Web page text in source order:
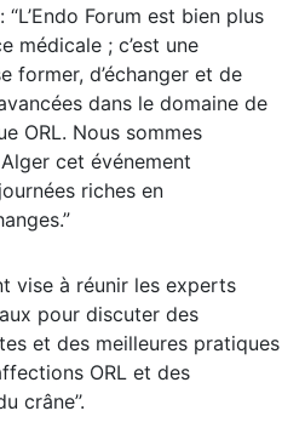
Forum est bien plus
médicale ; c’est une
former, d’échanger et de
dans le domaine de
ORL. Nous sommes
cet événement
riches en
vise à réunir les experts
pour discuter des
et des meilleures pratiques
ORL et des
crâne’’.